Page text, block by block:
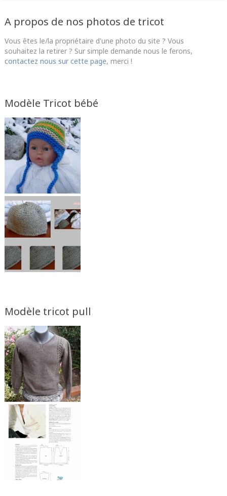
A propos de nos photos de tricot
Vous êtes le/la propriétaire d'une photo du site ? Vous
souhaitez la retirer ? Sur simple demande nous le ferons,
contactez nous sur cette page, merci !
Modèle Tricot bébé
Modèle tricot pull